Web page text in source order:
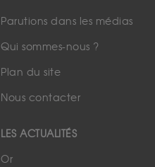
Parutions dans les médias
Qui sommes-nous ?
Plan du site
Nous contacter
LES ACTUALITÉS
Or